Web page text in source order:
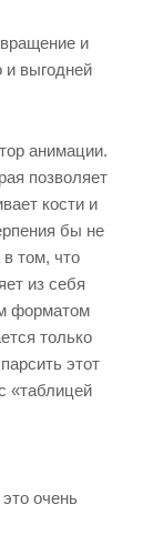
и
и выгодней
анимации.
позволяет
кости и
бы не
том, что
из себя
форматом
только
этот
«таблицей
очень